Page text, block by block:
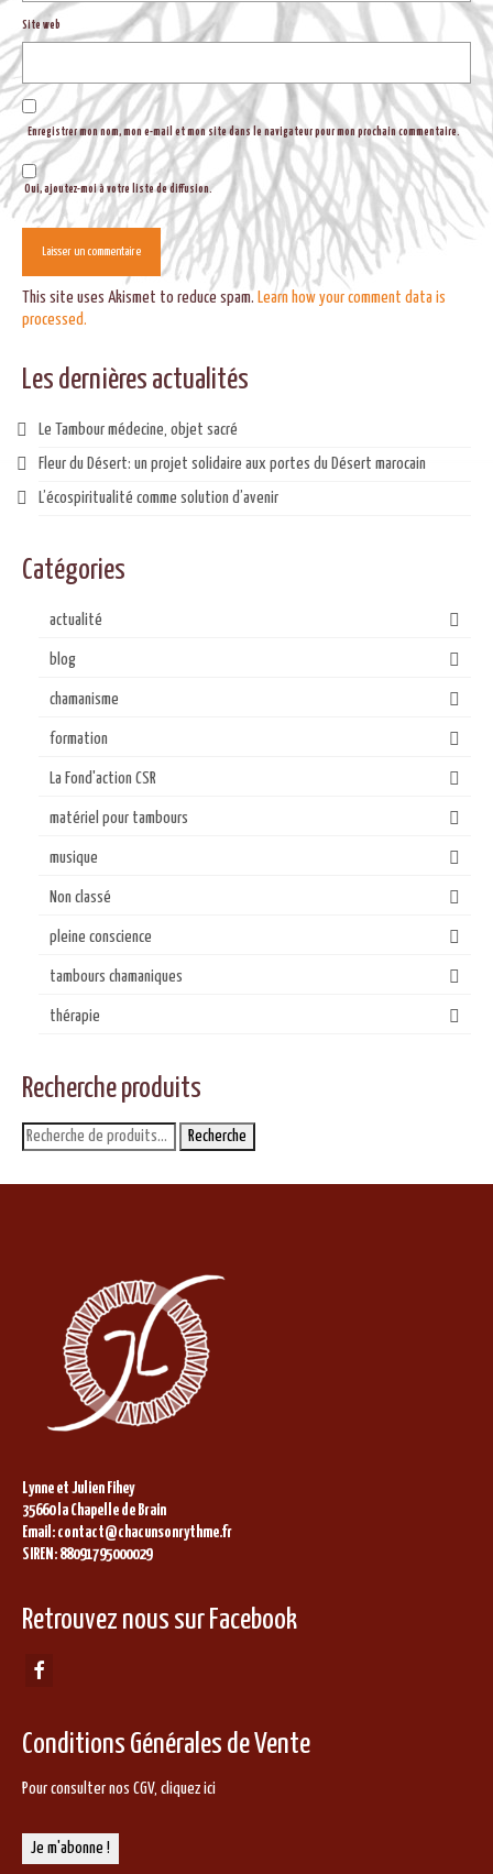
Site web
Enregistrer mon nom, mon e-mail et mon site dans le navigateur pour mon prochain commentaire.
Oui, ajoutez-moi à votre liste de diffusion.
This site uses Akismet to reduce spam. Learn how your comment data is
processed.
Les dernières actualités
Le Tambour médecine, objet sacré
Fleur du Désert: un projet solidaire aux portes du Désert marocain
L’écospiritualité comme solution d’avenir
Catégories
actualité
blog
chamanisme
formation
La Fond'action CSR
matériel pour tambours
musique
Non classé
pleine conscience
tambours chamaniques
thérapie
Recherche produits
Recherche
pour :
Recherche
Lynne et Julien Fihey
35660 la Chapelle de Brain
Email: contact@chacunsonrythme.fr
SIREN: 88091795000029
Retrouvez nous sur Facebook
Conditions Générales de Vente
Pour consulter nos CGV, cliquez ici